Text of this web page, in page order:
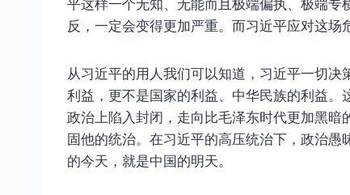
平这样一个无知、无能而且极端偏执、极端
反，一定会变得更加严重。而习近平应对这场
从习近平的用人我们可以知道，习近平一切
利益，更不是国家的利益、中华民族的利益
政治上陷入封闭，走向比毛泽东时代更加黑
固他的统治。在习近平的高压统治下，政治
的今天，就是中国的明天。